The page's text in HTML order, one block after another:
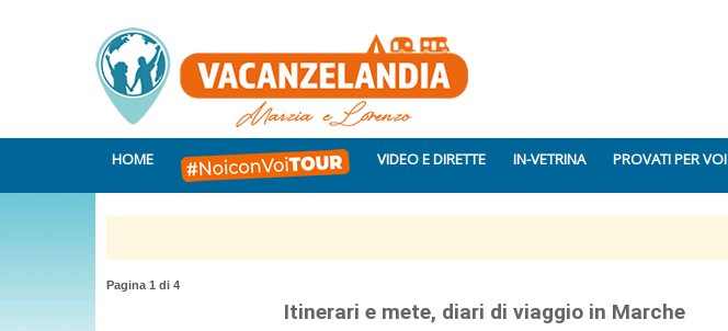
HOME VIDEO E DIRETTE IN-VETRINA PROVATI PER VOI
Pagina 1 di 4
Itinerari e mete, diari di viaggio in Marche